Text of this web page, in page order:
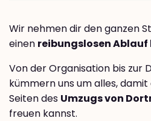
Wir nehmen dir den ganzen
einen reibungslosen Ablauf
Von der Organisation bis zur
kümmern uns um alles,
Seiten des Umzugs von
freuen kannst.